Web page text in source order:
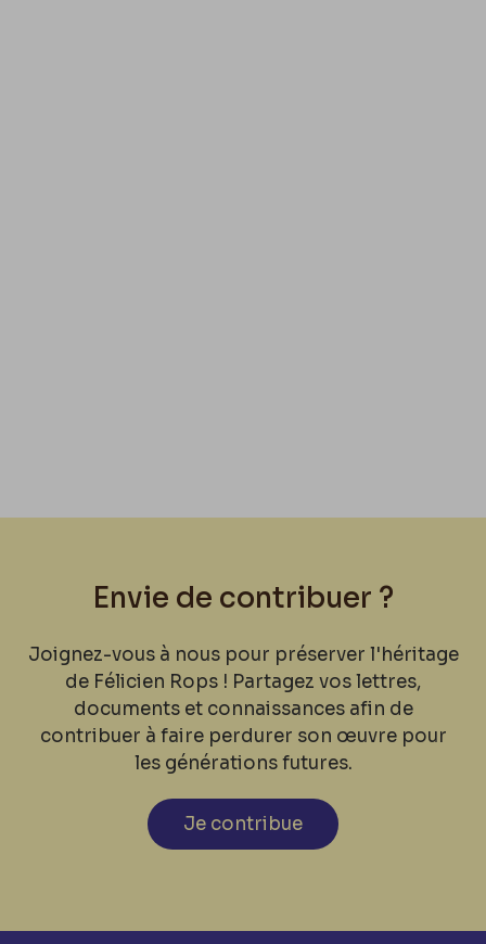
Envie de contribuer ?
Joignez-vous à nous pour préserver l'héritage
de Félicien Rops ! Partagez vos lettres,
documents et connaissances afin de
contribuer à faire perdurer son œuvre pour
les générations futures.
Je contribue